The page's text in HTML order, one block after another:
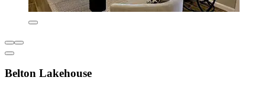
Belton Lakehouse